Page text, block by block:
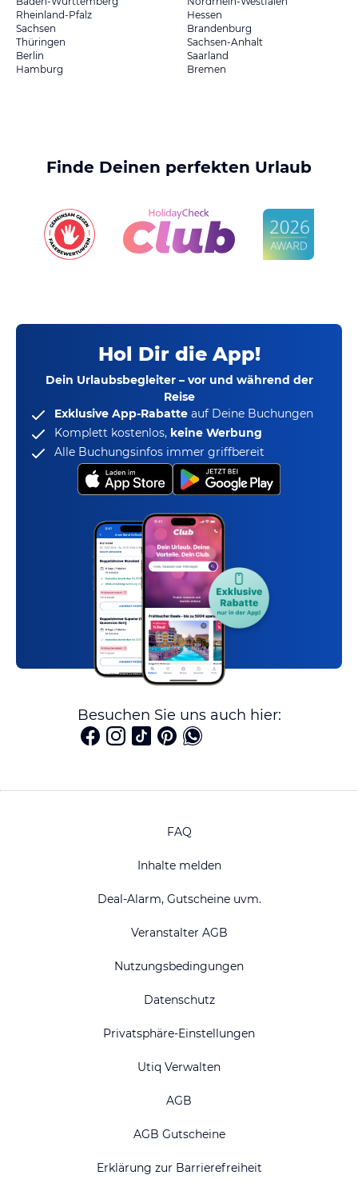
Rheinland-Pfalz
Hessen
Sachsen
Brandenburg
Thüringen
Sachsen-Anhalt
Berlin
Saarland
Hamburg
Bremen
Finde Deinen perfekten Urlaub
Hol Dir die App!
Dein Urlaubsbegleiter – vor und während der
Reise
Exklusive App-Rabatte auf Deine Buchungen
Komplett kostenlos, keine Werbung
Alle Buchungsinfos immer griffbereit
Besuchen Sie uns auch hier:
FAQ
Inhalte melden
Deal-Alarm, Gutscheine uvm.
Veranstalter AGB
Nutzungsbedingungen
Datenschutz
Privatsphäre-Einstellungen
Utiq Verwalten
AGB
AGB Gutscheine
Erklärung zur Barrierefreiheit